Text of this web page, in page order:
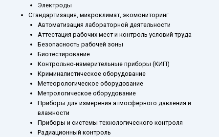
Электроды
Стандартизация, микроклимат, экомониторинг
Автоматизация лабораторной деятельности
Аттестация рабочих мест и контроль условий труда
Безопасность рабочей зоны
Биотестирование
Контрольно-измерительные приборы (КИП)
Криминалистическое оборудование
Метеорологическое оборудование
Метрологическое оборудование
Приборы для измерения атмосферного давления и
влажности
Приборы и системы технологического контроля
Радиационный контроль